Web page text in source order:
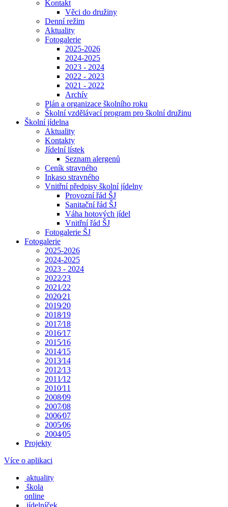
Kontakt
Věci do družiny
Denní režim
Aktuality
Fotogalerie
2025-2026
2024-2025
2023 - 2024
2022 - 2023
2021 - 2022
Archív
Plán a organizace školního roku
Školní vzdělávací program pro školní družinu
Školní jídelna
Aktuality
Kontakty
Jídelní lístek
Seznam alergenů
Ceník stravného
Inkaso stravného
Vnitřní předpisy školní jídelny
Provozní řád ŠJ
Sanitační řád ŠJ
Váha hotových jídel
Vnitřní řád ŠJ
Fotogalerie ŠJ
Fotogalerie
2025-2026
2024-2025
2023 - 2024
2022⁄23
2021⁄22
2020⁄21
2019⁄20
2018⁄19
2017⁄18
2016⁄17
2015⁄16
2014⁄15
2013⁄14
2012⁄13
2011⁄12
2010⁄11
2008⁄09
2007⁄08
2006⁄07
2005⁄06
2004⁄05
Projekty
Více o aplikaci
aktuality
škola
online
jídelníček